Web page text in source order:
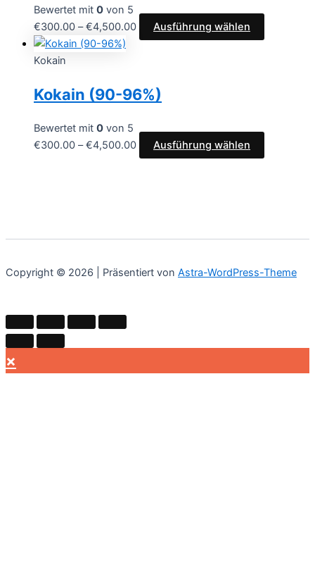
Bewertet mit 0 von 5
€300.00 –€4,500.00 Ausführung wählen
Kokain
Kokain (90-96%)
Bewertet mit 0 von 5
€300.00 –€4,500.00 Ausführung wählen
Copyright © 2026 | Präsentiert von Astra-WordPress-Theme
×